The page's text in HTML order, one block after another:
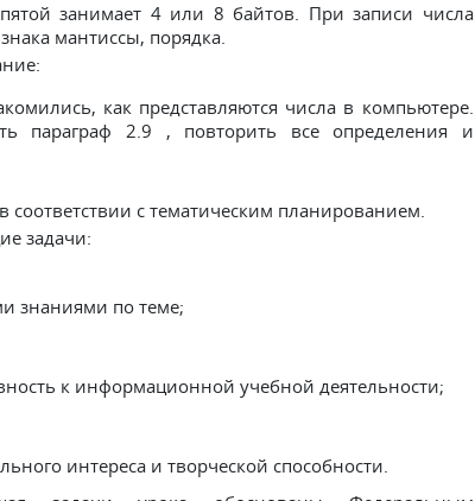
занимает 4 или 8 байтов. При записи числа
мантиссы, порядка.
как представляются числа в компьютере.
параграф 2.9 , повторить все определения и
с тематическим планированием.
задачи:
знаниями по теме;
к информационной учебной деятельности;
интереса и творческой способности.